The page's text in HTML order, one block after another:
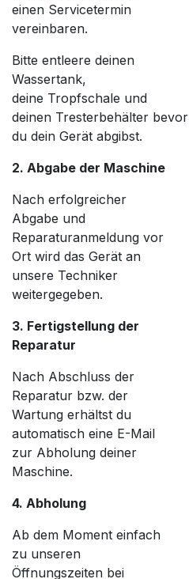
einen Servicetermin
vereinbaren.
Bitte entleere deinen
Wassertank,
deine Tropfschale und
deinen Tresterbehälter bevor
du dein Gerät abgibst.
2. Abgabe der Maschine
Nach erfolgreicher
Abgabe und
Reparaturanmeldung vor
Ort wird das Gerät an
unsere Techniker
weitergegeben.
3. Fertigstellung der
Reparatur
Nach Abschluss der
Reparatur bzw. der
Wartung erhältst du
automatisch eine E-Mail
zur Abholung deiner
Maschine.
4. Abholung
Ab dem Moment einfach
zu unseren
Öffnungszeiten bei